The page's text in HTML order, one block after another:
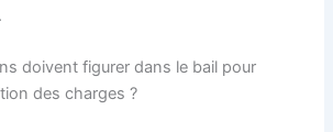
doivent figurer dans le bail pour
des charges ?